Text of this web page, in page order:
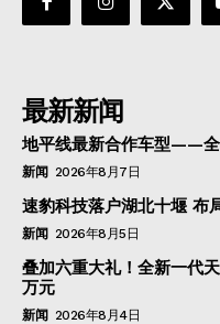
最新新闻
地平线最新合作车型——全
新闻 2026年8月7日
速豹科技落户湖北十堰 布
新闻 2026年8月5日
叠加六重大礼！全新一代
万元
新闻 2026年8月4日